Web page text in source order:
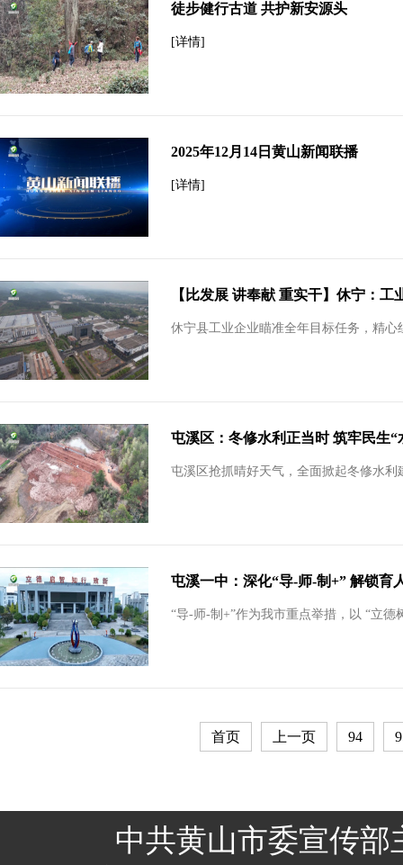
徒步健行古道 共护新安源头
[详情]
2025年12月14日黄山新闻联播
[详情]
【比发展 讲奉献 重实干】休宁：
休宁县工业企业瞄准全年目标任务，精
屯溪区：冬修水利正当时 筑牢民生“
屯溪区抢抓晴好天气，全面掀起冬修水利
屯溪一中：深化“导-师-制+” 解锁育
“导-师-制+”作为我市重点举措，以 “立
首页 上一页 94
中共黄山市委宣传部